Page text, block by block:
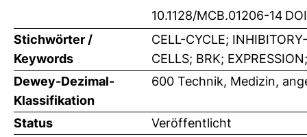
10.1128/MCB.01206-14 DOI
Stichwörter /
Keywords
CELL-CYCLE;
CELLS; BRK;
Dewey-Dezimal-
Klassifikation
600 Technik, Medizin,
Status
Veröffentlicht